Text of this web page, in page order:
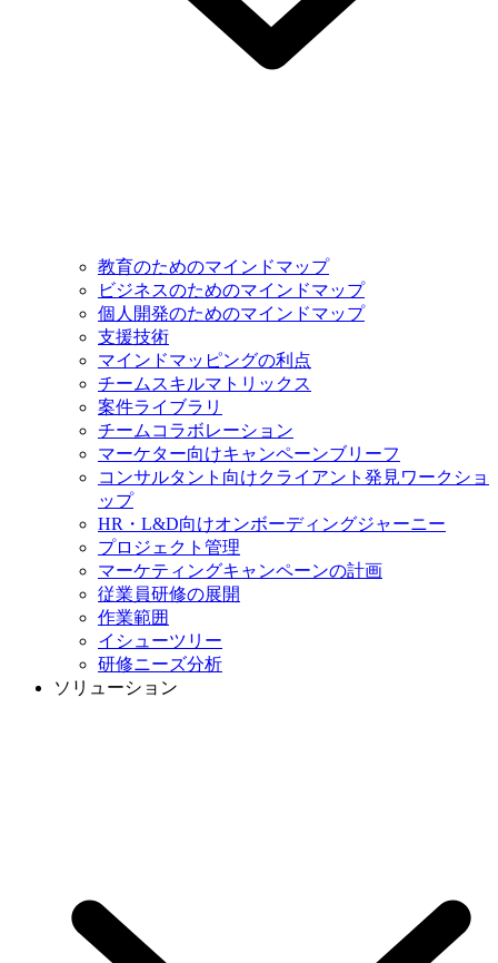
教育のためのマインドマップ
ビジネスのためのマインドマップ
個人開発のためのマインドマップ
支援技術
マインドマッピングの利点
チームスキルマトリックス
案件ライブラリ
チームコラボレーション
マーケター向けキャンペーンブリーフ
コンサルタント向けクライアント発見ワークショ
ップ
HR・L&D向けオンボーディングジャーニー
プロジェクト管理
マーケティングキャンペーンの計画
従業員研修の展開
作業範囲
イシューツリー
研修ニーズ分析
ソリューション